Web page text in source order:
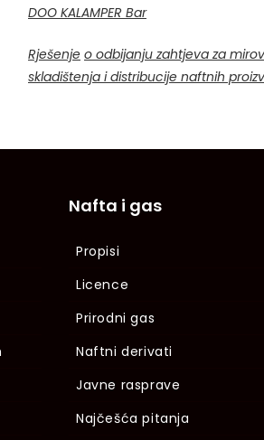
DOO KALAMPER Bar
Rješenje o odbijanju zahtjeva za
skladištenja i distribucije naftnih
Nafta i gas
Propisi
Licence
Prirodni gas
Naftni derivati
Javne rasprave
Najčešća pitanja